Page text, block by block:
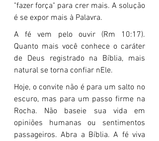
"fazer força" para crer mais. A solução
é se expor mais à Palavra.
A fé vem pelo ouvir (Rm 10:17).
Quanto mais você conhece o caráter
de Deus registrado na Bíblia, mais
natural se torna confiar nEle.
Hoje, o convite não é para um salto no
escuro, mas para um passo firme na
Rocha. Não baseie sua vida em
opiniões humanas ou sentimentos
passageiros. Abra a Bíblia. A fé viva